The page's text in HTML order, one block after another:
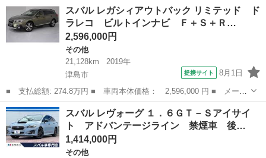
名： ２．５ｉアイサイト ナビＴＶ Ｂｌｕｅｔｏｏｔｈ バック
カメラ ＨＩＤ ...
愛知 春日井市 その他
スバル レガシィアウトバック リミテッド ド
ラレコ ビルトインナビ Ｆ＋Ｓ＋Ｒ…
2,596,000円
その他
21,128km
2019年
津島市
提携サイト 8月1日
■ 支払総額: 274.8万円 ■ 車両本体価格： 2,596,000 円 ■ メーカ
ー名： スバル ■ 車種名： レガシィアウトバック ■ グレード
名： リミテッド ドラレコ ビルトインナビ Ｆ＋Ｓ＋Ｒカメラ
ＬＥＤヘッ...
愛知 津島市
スバル レヴォーグ １．６ＧＴ－Ｓアイサイ
ト アドバンテージライン 禁煙車 後…
1,414,000円
その他